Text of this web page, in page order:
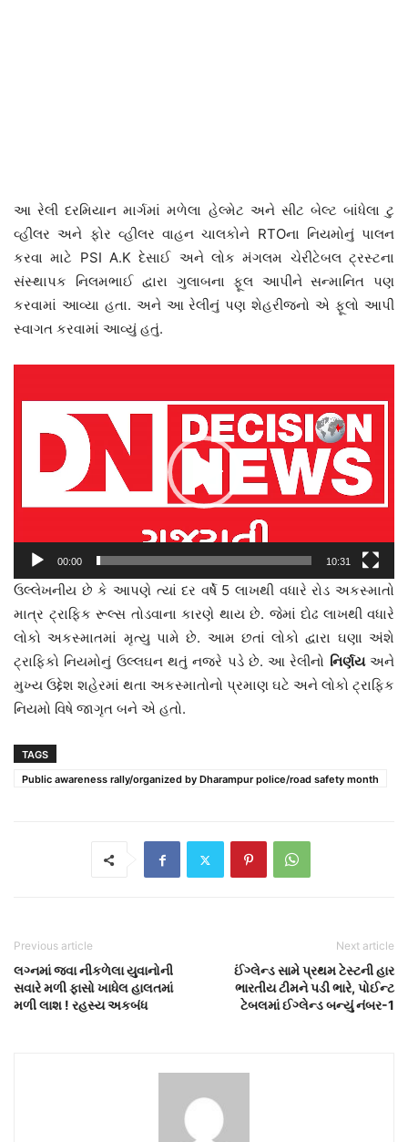
આ રેલી દરમિયાન માર્ગમાં મળેલા હેલ્મેટ અને સીટ બેલ્ટ બાંધેલા ટુ
વ્હીલર અને ફોર વ્હીલર વાહન ચાલકોને RTOના નિયમોનું પાલન
કરવા માટે PSI A.K દેસાઈ અને લોક મંગલમ ચેરીટેબલ ટ્રસ્ટના
સંસ્થાપક નિલમભાઈ દ્વારા ગુલાબના ફૂલ આપીને સન્માનિત પણ
કરવામાં આવ્યા હતા. અને આ રેલીનું પણ શેહરીજનો એ ફૂલો આપી
સ્વાગત કરવામાં આવ્યું હતું.
પ્લેયર
00:00 10:31
ઉલ્લેખનીય છે કે આપણે ત્યાં દર વર્ષે 5 લાખથી વધારે રોડ અકસ્માતો
માત્ર ટ્રાફિક રૂલ્સ તોડવાના કારણે થાય છે. જેમાં દોઢ લાખથી વધારે
લોકો અકસ્માતમાં મૃત્યુ પામે છે. આમ છતાં લોકો દ્વારા ઘણા અંશે
ટ્રાફિકો નિયમોનું ઉલ્લઘન થતું નજરે પડે છે. આ રેલીનો નિર્ણયઅને
મુખ્ય ઉદ્દેશ શહેરમાં થતા અકસ્માતોનો પ્રમાણ ઘટે અને લોકો ટ્રાફિક
નિયમો વિષે જાગૃત બને એ હતો.
TAGS
Public awareness rally/organized by Dharampur police/road safety month
Previous article
લગ્નમાં જવા નીકળેલા યુવાનોની
સવારે મળી ફાસો ખાધેલ હાલતમાં
મળી લાશ ! રહસ્ય અકબંધ
Next article
ઈંગ્લેન્ડ સામે પ્રથમ ટેસ્ટની હાર
ભારતીય ટીમને પડી ભારે, પોઈન્ટ
ટેબલમાં ઈગ્લેન્ડ બન્યું નંબર-1